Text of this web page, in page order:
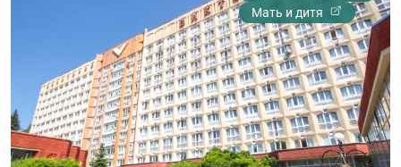
Мать и дитя